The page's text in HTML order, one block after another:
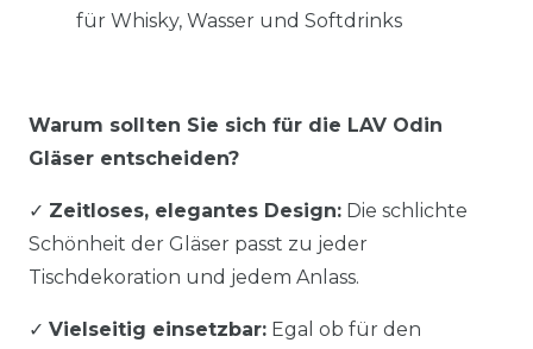
für Whisky, Wasser und Softdrinks
Warum sollten Sie sich für die LAV Odin
Gläser entscheiden?
✓ Zeitloses, elegantes Design: Die schlichte
Schönheit der Gläser passt zu jeder
Tischdekoration und jedem Anlass.
✓ Vielseitig einsetzbar: Egal ob für den